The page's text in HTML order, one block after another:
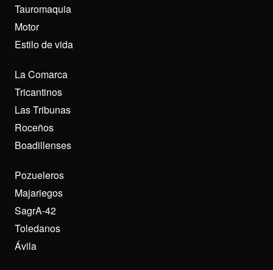
Tauromaquia
Motor
Estilo de vida
La Comarca
Tricantinos
Las Tribunas
Roceños
Boadillenses
Pozueleros
Majariegos
SagrA-42
Toledanos
Ávila